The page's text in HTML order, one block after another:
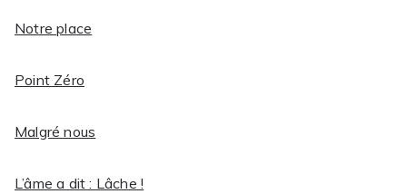
Notre place
Point Zéro
Malgré nous
L’âme a dit : Lâche !